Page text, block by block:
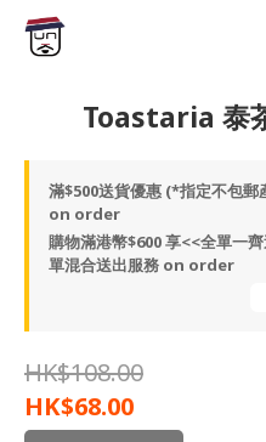
Toastaria 泰
滿$500送貨優惠 (*指定不包
on order
購物滿港幣$600 享<<全單一
單混合送出服務 on order
HK$108.00
HK$68.00